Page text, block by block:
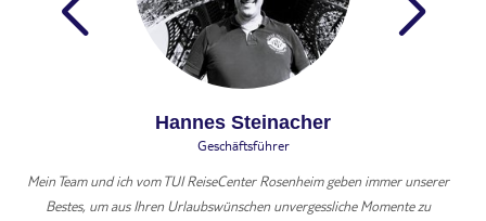
Hannes Steinacher
Geschäftsführer
Mein Team und ich vom TUI ReiseCenter Rosenheim geben immer unserer
Bestes, um aus Ihren Urlaubswünschen unvergessliche Momente zu